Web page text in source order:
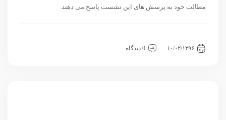
مطالب خود به پرسش های این نشست پاسخ می دهند.
۱۰/۰۲/۱۳۹۶
0 دیدگاه